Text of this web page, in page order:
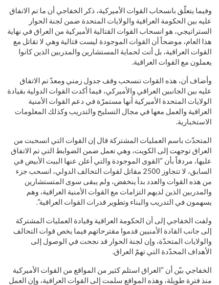
وفيما يتعلّق بانسحاب القوات الأميركية، ذكر الخفاجي أن ما تم الاتفاق
عليه بين الحكومة العراقية والولايات المتحدة ضمن لجنة الحوار
الستراتيجي، هو انسحاب القوات القتالية الأميركية من العراق في نهاية
هذا العام، موضحاً أن القوات الموجودة ليست قتالية وهي لا تقاتل مع
القوات العراقية، بل أتت لحماية المستشارين والمدربين الذين كانوا
يعملون مع القوات العراقية.
وأضاف أن، هذه القوات تنسحب وقف جدول زمني ومعدّ تم الاتفاق
عليه بين الجانبين العراقي والأميركي، فيما أكدت القوات الدولية بقيادة
الولايات المتحدة الأميركية أنها مستمرّة في دعم القوات الأمنية
العراقية والعمل معها في مجال التسليح والتدريب وكذلك المعلومات
الاستخبارية.
المتحدّث باسم العمليات المشتركة قال إن القوات التي انسحبت من
العراق توجهت إلى الكويت، وهي تعمل ضمن الضوابط التي تم الاتفاق
عليها، مردفاً بأن “القوى الموجودة والتي أعلن عنها البيت الأبيض في
السابق، لا تتجاوز 2500 مقاتل لقوات التحالف الدولي، انسحب جزء
من هذه القوات والعدد بدأ ينخفض، ولم يبقى سوى المتستشارين
والمدربين الذين لديهم التزامات مع القوات الأمنية العراقية، وهم
يسهمون في التدريب والبناء وتطوير قدرات القوات العراقية”.
ولفت الخفاجي إلى أن الحكومة العراقية وقيادة العمليات المشتركة
إلى جانب القادة الأمنيين قدموا مقترحاتهم فيما يخص قوات التحالف
والولايات المتحدّة، وإن لجنة الحوار قد نجحت في الوصول إلى
الأهداف المحدّدة التي تهمّ العراق.
الخفاجي بيّن أن “العراق استلم كثير من المواقع من القوات الأميركية
منذ فترة طويلة، وهذه المواقع سلمت إلى القوات العراقية، وإن العمل